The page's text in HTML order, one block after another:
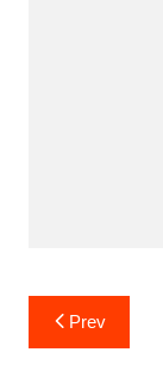
Post
navigation
Prev